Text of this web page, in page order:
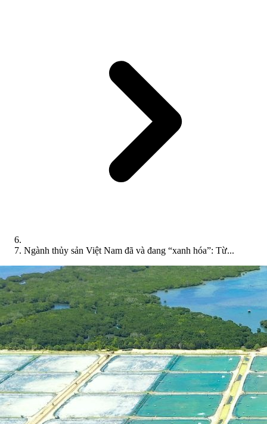
Ngành thủy sản Việt Nam đã và đang “xanh hóa”: Từ...